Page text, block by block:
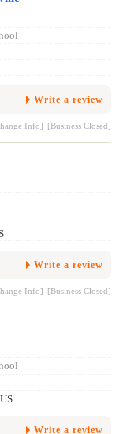
Write a review
Info] [Business Closed]
Write a review
Info] [Business Closed]
Write a review